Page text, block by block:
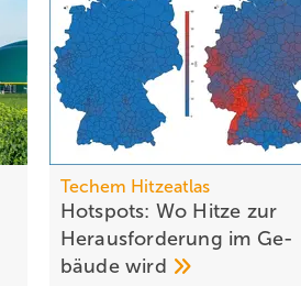
Techem Hitzeatlas
Hotspots: Wo Hitze zur
Heraus­for­de­rung im Ge­
bäudewird